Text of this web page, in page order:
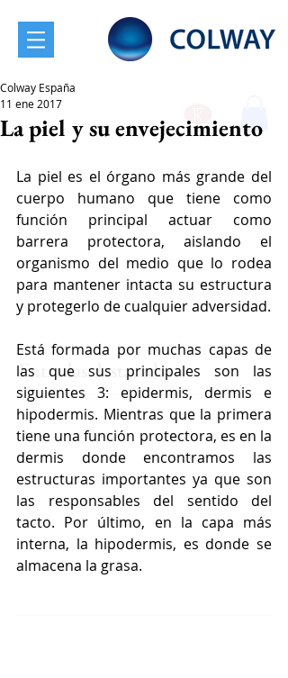
Entradas destacadas
La piel y su envejecimiento
Colway España
11 ene 2017
La piel es el órgano más grande del
cuerpo humano que tiene como
función principal actuar como
barrera protectora, aislando el
organismo del medio que lo rodea
para mantener intacta su estructura
Está formada por muchas capas de
las que sus principales son las
siguientes 3: epidermis, dermis e
hipodermis. Mientras que la primera
tiene una función protectora, es en la
dermis donde encontramos las
estructuras importantes ya que son
las responsables del sentido del
tacto. Por último, en la capa más
interna, la hipodermis, es donde se
almacena la grasa.